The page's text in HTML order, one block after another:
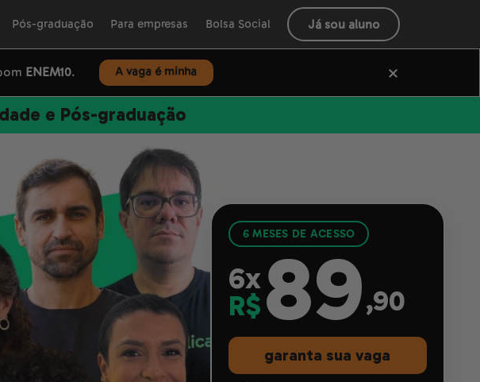
Pós-graduação Para empresas Bolsa Social Já sou aluno
ENEM10. A vaga é minha
e Pós-graduação
6 MESES DE ACESSO
6x
R$89,90
garanta sua vaga